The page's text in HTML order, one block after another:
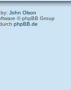
John Olson
© phpBB Group
phpBB.de